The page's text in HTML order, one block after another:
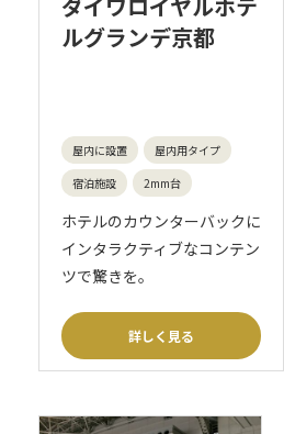
ルグランデ京都
屋内に設置
屋内用タイプ
宿泊施設
2mm台
ホテルのカウンターバックに
インタラクティブなコンテン
ツで驚きを。
詳しく見る